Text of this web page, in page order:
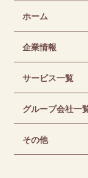
ホーム
企業情報
サービス一覧
グループ会社一
その他